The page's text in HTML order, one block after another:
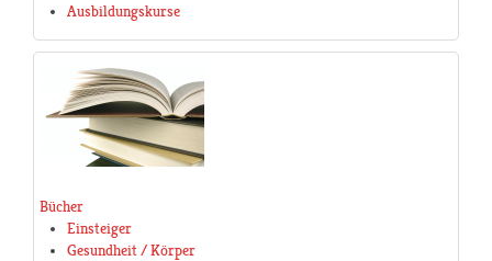
Ausbildungskurse
Bücher
Einsteiger
Gesundheit / Körper